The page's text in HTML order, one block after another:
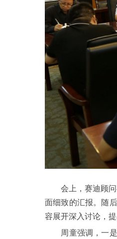
会上，赛迪顾问
面细致的汇报。随
容展开深入讨论，
周童强调，一是